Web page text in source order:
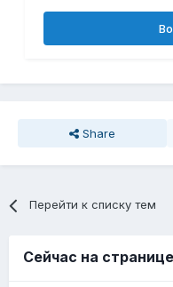
Share
Перейти к списку тем
Сейчас на